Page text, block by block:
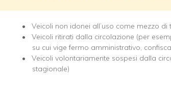
Veicoli non idonei all’uso come mezzo
Veicoli ritirati dalla circolazione (per
su cui vige fermo amministrativo,
Veicoli volontariamente sospesi dalla
stagionale)